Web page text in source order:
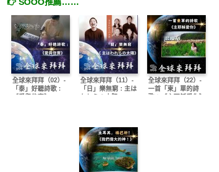
SOOO推薦……
全球來拜拜（02）-
「泰」好聽詩歌 :
《愛與信實》
全球來拜拜（11）-
「日」樂無窮 : 主は
われらの太陽
全球來拜拜（22）-
一首「柬」單的詩
歌：《主耶穌愛你》